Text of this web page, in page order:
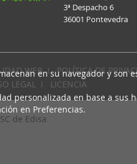
3ª Despacho 6
36001 Pontevedra
WEBIPOLÍTICA DE
LEGAL I LICENCIA
de Edisa
en su navegador y son
personalizada en base a sus
en Preferencias.